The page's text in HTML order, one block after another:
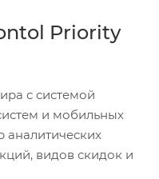
Priority
с системой
и мобильных
аналитических
видов скидок и